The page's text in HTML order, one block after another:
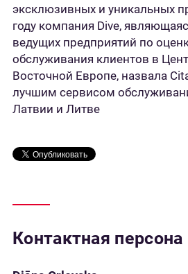
эксклюзивных и уникальных
году компания Dive,
ведущих предприятий по
обслуживания клиентов в
Восточной Европе, назвала
лучшим сервисом
Латвии и Литве
Контактная персона